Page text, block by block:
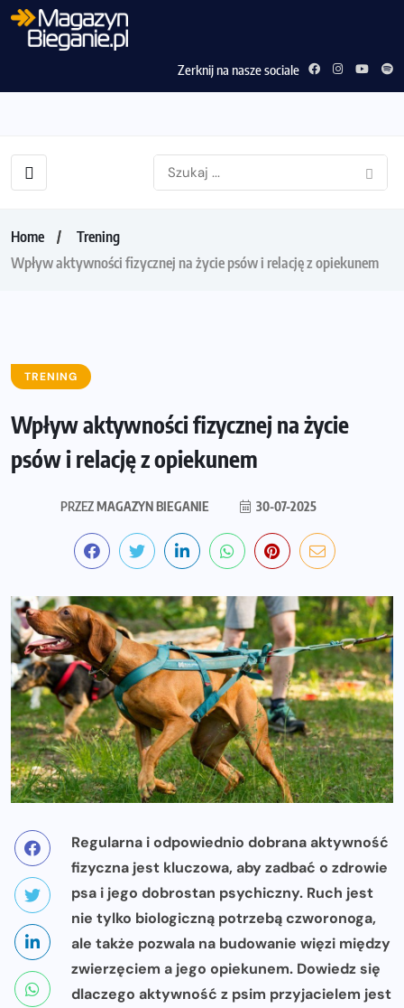
Zerknij na nasze sociale
Home
Trening
Wpływ aktywności fizycznej na życie psów i relację z opiekunem
TRENING
Wpływ aktywności fizycznej na życie
psów i relację z opiekunem
PRZEZMAGAZYN BIEGANIE 30-07-2025
Regularna i odpowiednio dobrana aktywność
fizyczna jest kluczowa, aby zadbać o zdrowie
psa i jego dobrostan psychiczny. Ruch jest
nie tylko biologiczną potrzebą czworonoga,
ale także pozwala na budowanie więzi między
zwierzęciem a jego opiekunem. Dowiedz się
dlaczego aktywność z psim przyjacielem jest